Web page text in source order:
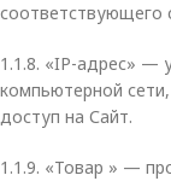
соответствующего
1.1.8. «IP-адрес» —
компьютерной
доступ на Сайт.
1.1.9. «Товар » —